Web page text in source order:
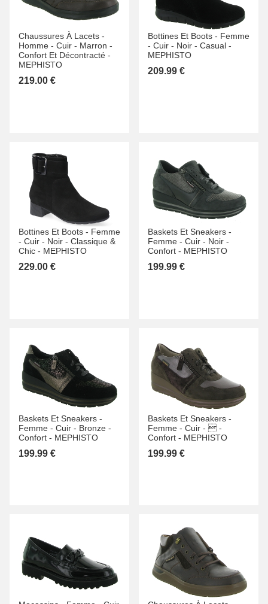
Chaussures À Lacets -
Homme - Cuir - Marron -
Confort Et Décontracté -
MEPHISTO
219.00 €
Bottines Et Boots - Femme
- Cuir - Noir - Casual -
MEPHISTO
209.99 €
Bottines Et Boots - Femme
- Cuir - Noir - Classique &
Chic - MEPHISTO
229.00 €
Baskets Et Sneakers -
Femme - Cuir - Noir -
Confort - MEPHISTO
199.99 €
Baskets Et Sneakers -
Femme - Cuir - Bronze -
Confort - MEPHISTO
199.99 €
Baskets Et Sneakers -
Femme - Cuir -  -
Confort - MEPHISTO
199.99 €